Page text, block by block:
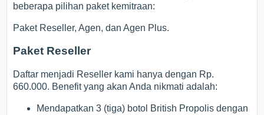
beberapa pilihan paket kemitraan:
Paket Reseller, Agen, dan Agen Plus.
Paket Reseller
Daftar menjadi Reseller kami hanya dengan Rp.
660.000. Benefit yang akan Anda nikmati adalah:
Mendapatkan 3 (tiga) botol British Propolis dengan